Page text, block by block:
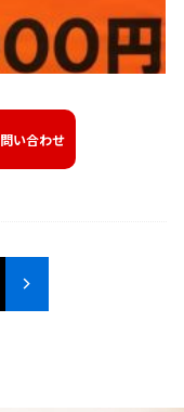
い合わせ